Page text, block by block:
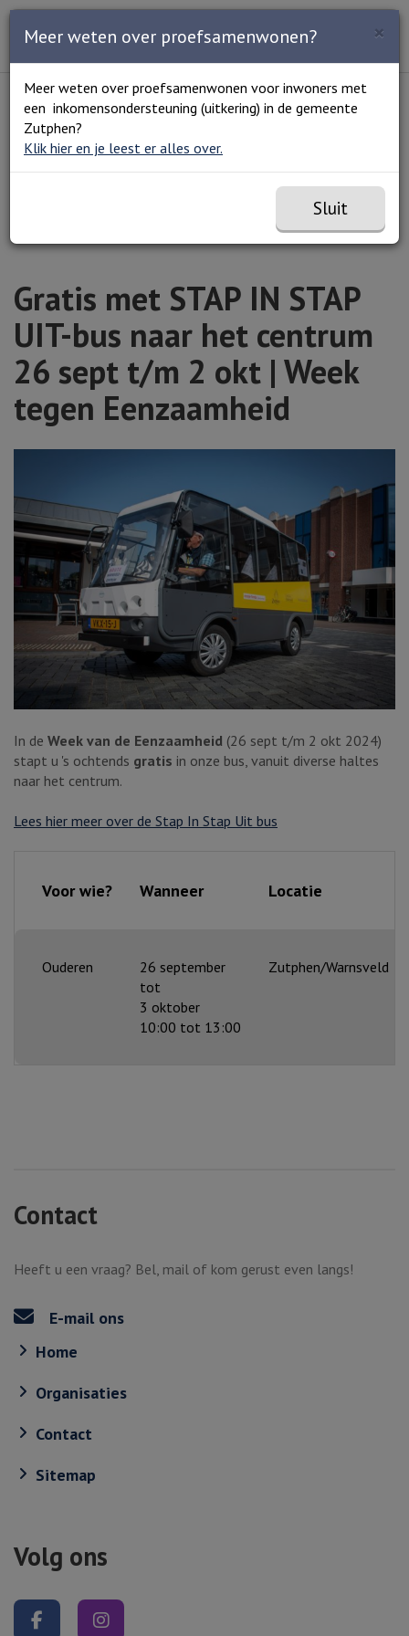
Open en sluit het
Menu
Lees voor
Uitleg woorden
Simpele tekst
Home Agenda
naar het centrum 26 sept t/m 2 okt | Week tegen
Eenzaamheid
Gratis met STAP IN STAP
UIT-bus naar het centrum
26 sept t/m 2 okt | Week
tegen Eenzaamheid
In de Week van de Eenzaamheid (26 sept t/m 2 okt 2024)
stapt u 's ochtends gratis in onze bus, vanuit diverse haltes
naar het centrum.
Lees hier meer over de Stap In Stap Uit bus
Voor wie? Wanneer Locatie
Ouderen
26 september
tot
3 oktober
10:00 tot 13:00
Zutphen/Warnsveld
Contact
Heeft u een vraag? Bel, mail of kom gerust even langs!
E-mail ons
Home
Organisaties
Contact
Sitemap
Volg ons
Volg ons op Facebook
×
Meer weten over proefsamenwonen?
Meer weten over proefsamenwonen voor inwoners met
een inkomensondersteuning (uitkering) in de gemeente
Zutphen?
Klik hier en je leest er alles over.
Sluit